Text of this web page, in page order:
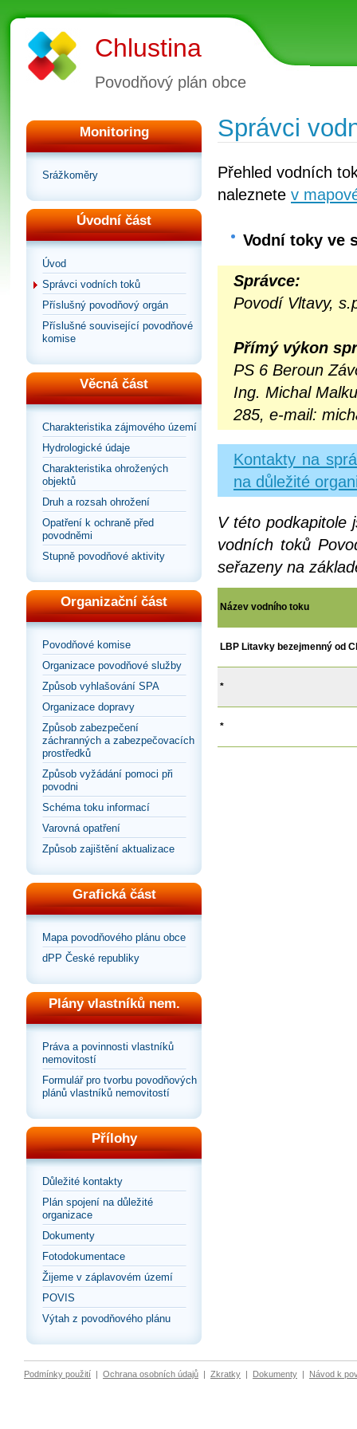
Chlustina
Povodňový plán obce
Monitoring
Srážkoměry
Úvodní část
Úvod
Správci vodních toků
Příslušný povodňový orgán
Příslušné související povodňové
komise
Věcná část
Charakteristika zájmového území
Hydrologické údaje
Charakteristika ohrožených
objektů
Druh a rozsah ohrožení
Opatření k ochraně před
povodněmi
Stupně povodňové aktivity
Organizační část
Povodňové komise
Organizace povodňové služby
Způsob vyhlašování SPA
Organizace dopravy
Způsob zabezpečení
záchranných a zabezpečovacích
prostředků
Způsob vyžádání pomoci při
povodni
Schéma toku informací
Varovná opatření
Způsob zajištění aktualizace
Grafická část
Mapa povodňového plánu obce
dPP České republiky
Plány vlastníků nem.
Práva a povinnosti vlastníků
nemovitostí
Formulář pro tvorbu povodňových
plánů vlastníků nemovitostí
Přílohy
Důležité kontakty
Plán spojení na důležité
organizace
Dokumenty
Fotodokumentace
Žijeme v záplavovém území
POVIS
Výtah z povodňového plánu
Správci
Přehled vodních
naleznete v
Vodní toky ve
Správce:
Povodí Vltavy,
Přímý výkon
PS 6 Beroun
Ing. Michal
285, e-mail:
Kontakty na
na důležité
V této podkapitole
vodních toků
seřazeny na
Název vodního toku
LBP Litavky bezejmenný od
*
*
Podmínky použití | Ochrana osobních údajů | Zkratky | Dokumenty | Návod k